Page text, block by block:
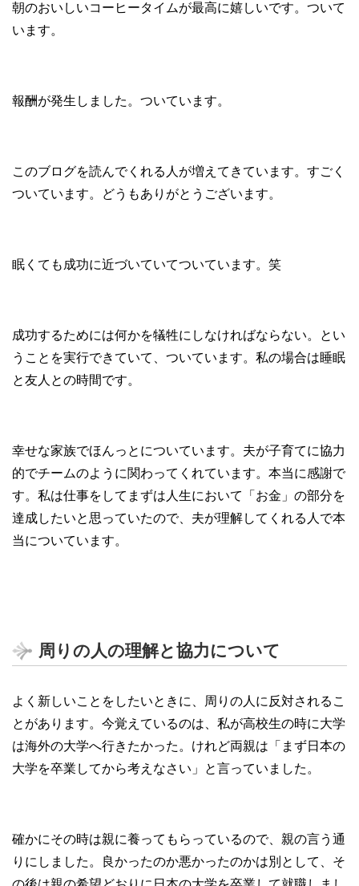
朝のおいしいコーヒータイムが最高に嬉しいです。ついて
います。
報酬が発生しました。ついています。
このブログを読んでくれる人が増えてきています。すごく
ついています。どうもありがとうございます。
眠くても成功に近づいていてついています。笑
成功するためには何かを犠牲にしなければならない。とい
うことを実行できていて、ついています。私の場合は睡眠
と友人との時間です。
幸せな家族でほんっとについています。夫が子育てに協力
的でチームのように関わってくれています。本当に感謝で
す。私は仕事をしてまずは人生において「お金」の部分を
達成したいと思っていたので、夫が理解してくれる人で本
当についています。
周りの人の理解と協力について
よく新しいことをしたいときに、周りの人に反対されるこ
とがあります。今覚えているのは、私が高校生の時に大学
は海外の大学へ行きたかった。けれど両親は「まず日本の
大学を卒業してから考えなさい」と言っていました。
確かにその時は親に養ってもらっているので、親の言う通
りにしました。良かったのか悪かったのかは別として、そ